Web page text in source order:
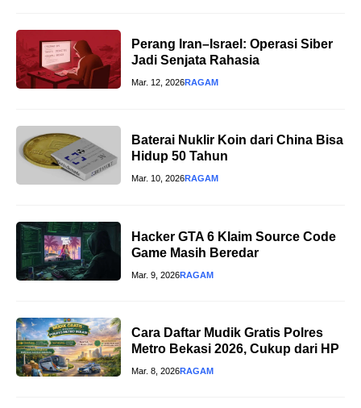
Perang Iran–Israel: Operasi Siber
Jadi Senjata Rahasia
Mar. 12, 2026RAGAM
Baterai Nuklir Koin dari China Bisa
Hidup 50 Tahun
Mar. 10, 2026RAGAM
Hacker GTA 6 Klaim Source Code
Game Masih Beredar
Mar. 9, 2026RAGAM
Cara Daftar Mudik Gratis Polres
Metro Bekasi 2026, Cukup dari HP
Mar. 8, 2026RAGAM